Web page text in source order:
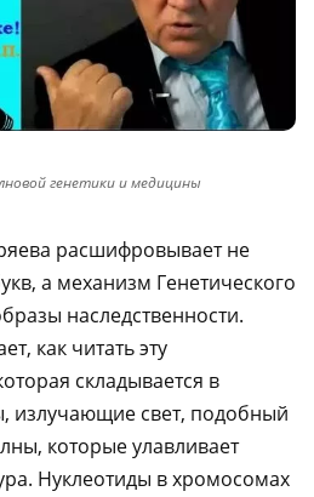
генетики и медицины
расшифровывает не
а механизм Генетического
наследственности.
как читать эту
складывается в
излучающие свет, подобный
которые улавливает
Нуклеотиды в хромосомах